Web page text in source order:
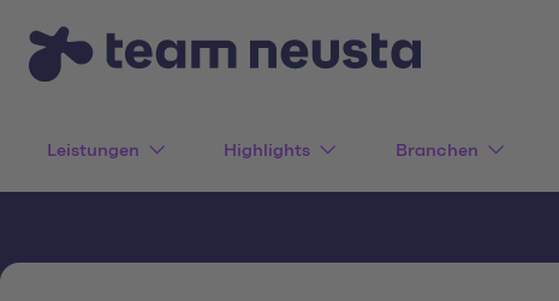
Leistungen Highlights Branchen